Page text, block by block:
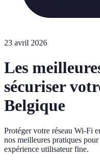
23 avril 2026
Les
sécuriser
Belgique
Protéger votre réseau Wi-Fi
nos meilleures pratiques
expérience utilisateur fine.